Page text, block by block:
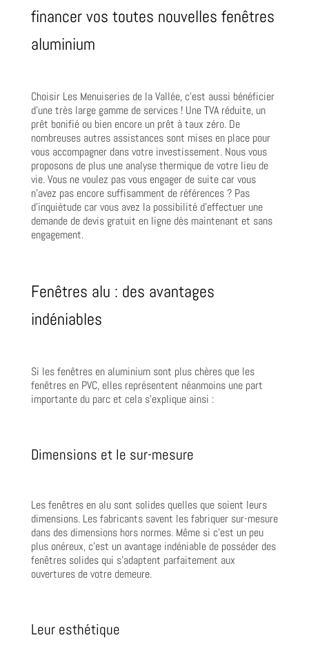
financer vos toutes nouvelles fenêtres
aluminium
Choisir Les Menuiseries de la Vallée, c’est aussi bénéficier
d’une très large gamme de services ! Une TVA réduite, un
prêt bonifié ou bien encore un prêt à taux zéro. De
nombreuses autres assistances sont mises en place pour
vous accompagner dans votre investissement. Nous vous
proposons de plus une analyse thermique de votre lieu de
vie. Vous ne voulez pas vous engager de suite car vous
n’avez pas encore suffisamment de références ? Pas
d’inquiétude car vous avez la possibilité d’effectuer une
demande de devis gratuit en ligne dès maintenant et sans
engagement.
Fenêtres alu : des avantages
indéniables
Si les fenêtres en aluminium sont plus chères que les
fenêtres en PVC, elles représentent néanmoins une part
importante du parc et cela s’explique ainsi :
Dimensions et le sur-mesure
Les fenêtres en alu sont solides quelles que soient leurs
dimensions. Les fabricants savent les fabriquer sur-mesure
dans des dimensions hors normes. Même si c’est un peu
plus onéreux, c’est un avantage indéniable de posséder des
fenêtres solides qui s’adaptent parfaitement aux
ouvertures de votre demeure.
Leur esthétique